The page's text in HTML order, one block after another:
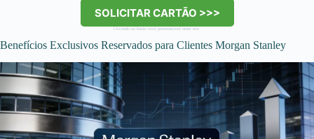
SOLICITAR CARTÃO >>>
Clicando no botão você permanecerá neste site.
Benefícios Exclusivos Reservados para Clientes Morgan Stanley